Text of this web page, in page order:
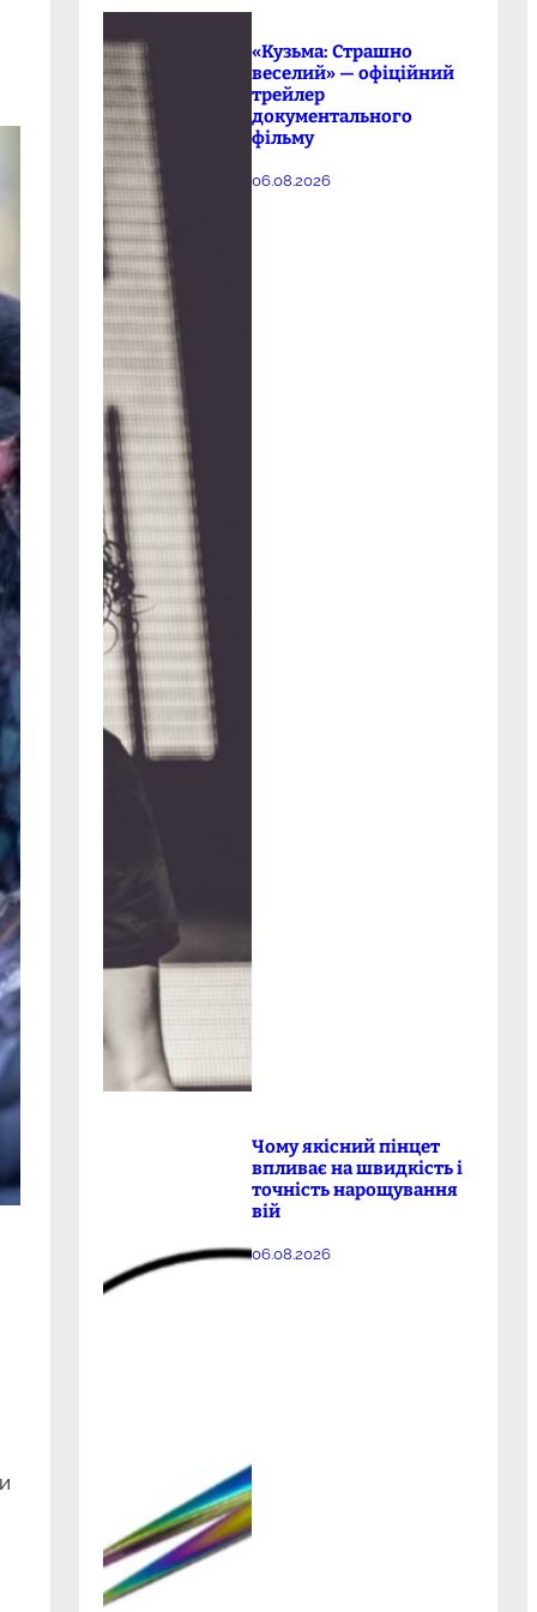
«Кузьма: Страшно
веселий» — офіційний
трейлер
документального
фільму
06.08.2026
Чому якісний пінцет
впливає на швидкість і
точність нарощування
вій
06.08.2026